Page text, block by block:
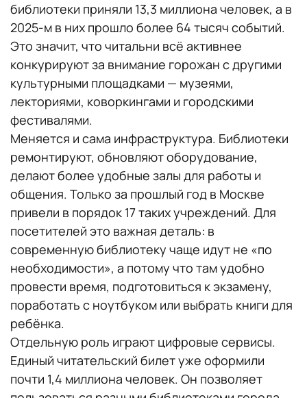
библиотеки приняли 13,3 миллиона человек, а в
2025-м в них прошло более 64 тысяч событий.
Это значит, что читальни всё активнее
конкурируют за внимание горожан с другими
культурными площадками — музеями,
лекториями, коворкингами и городскими
фестивалями.
Меняется и сама инфраструктура. Библиотеки
ремонтируют, обновляют оборудование,
делают более удобные залы для работы и
общения. Только за прошлый год в Москве
привели в порядок 17 таких учреждений. Для
посетителей это важная деталь: в
современную библиотеку чаще идут не «по
необходимости», а потому что там удобно
провести время, подготовиться к экзамену,
поработать с ноутбуком или выбрать книги для
ребёнка.
Отдельную роль играют цифровые сервисы.
Единый читательский билет уже оформили
почти 1,4 миллиона человек. Он позволяет